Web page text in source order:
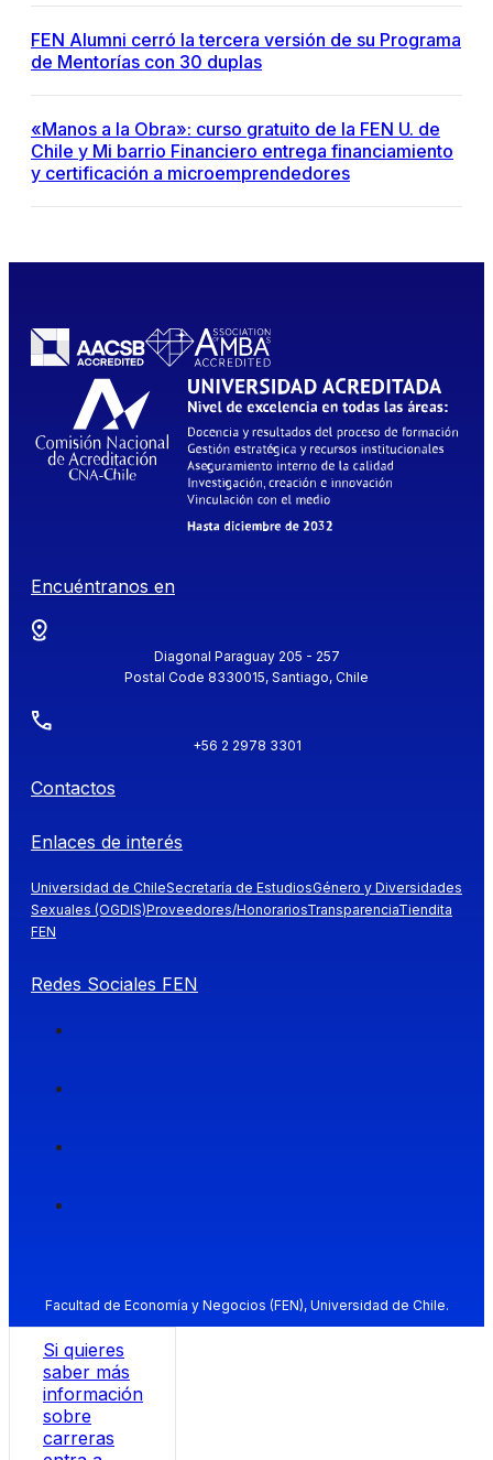
FEN Alumni cerró la tercera versión de su Programa
de Mentorías con 30 duplas
«Manos a la Obra»: curso gratuito de la FEN U. de
Chile y Mi barrio Financiero entrega financiamiento
y certificación a microemprendedores
Encuéntranos en
Diagonal Paraguay 205 - 257
Postal Code 8330015, Santiago, Chile
+56 2 2978 3301
Contactos
Enlaces de interés
Universidad de ChileSecretaría de EstudiosGénero y Diversidades
Sexuales (OGDIS)Proveedores/HonorariosTransparenciaTiendita
FEN
Redes Sociales FEN
Facultad de Economía y Negocios (FEN), Universidad de Chile.
Si quieres
saber más
información
sobre
carreras